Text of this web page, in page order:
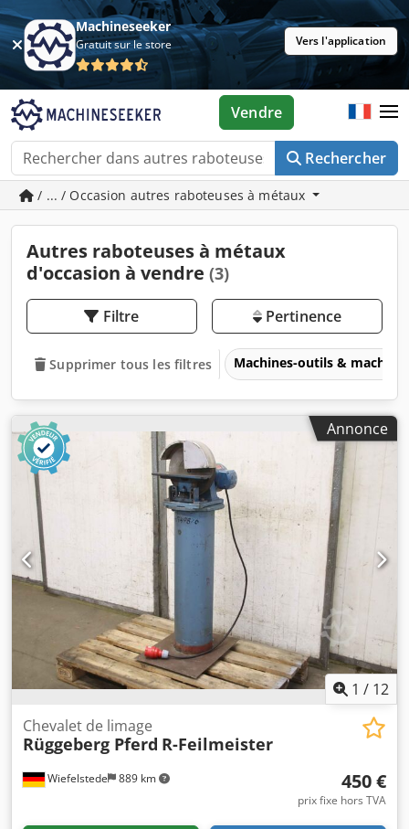
Machineseeker
Gratuit sur le store Vers l'application
Rechercher
Vendre
/ ... / Occasion autres raboteuses à métaux
Autres raboteuses à métaux
d'occasion à vendre (3)
Filtre Pertinence
Supprimer tous les filtres Machines-outils &
Annonce
1 / 12
Wiefelstede 889 km
Chevalet de limage
Rüggeberg Pferd R-Feilmeister
450 €
prix fixe hors TVA